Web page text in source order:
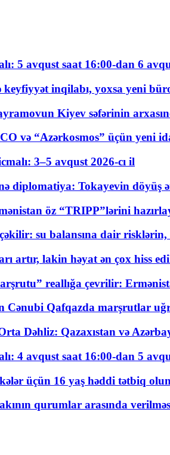
5 avqust saat 16:00-dan 6
keyfiyyət inqilabı, yoxsa yeni
Kiyev səfərinin
və “Azərkosmos” üçün yeni
3–5 avqust 2026-cı il
diplomatiya: Tokayevin döyüş
öz “TRIPP”lərini
su balansına dair
artır, lakin həyat ən çox hiss
reallığa çevrilir:
Cənubi Qafqazda marşrutlar
Dəhliz: Qazaxıstan və
4 avqust saat 16:00-dan 5
üçün 16 yaş həddi tətbiq
qurumlar arasında